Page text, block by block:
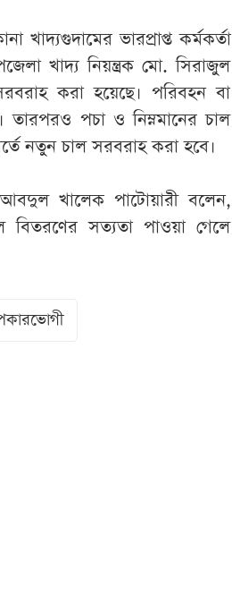
খাদ্যগুদামের ভারপ্রাপ্ত কর্মকর্তা
খাদ্য নিয়ন্ত্রক মো. সিরাজুল
করা হয়েছে। পরিবহন বা
পচা ও নিম্নমানের চাল
নতুন চাল সরবরাহ করা হবে।
আবদুল খালেক পাটোয়ারী বলেন,
বিতরণের সত্যতা পাওয়া গেলে